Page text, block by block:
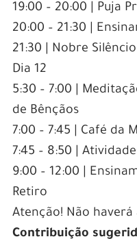
19:00 – 20:00 | Puja
20:00 – 21:30 |
21:30 | Nobre Silêncio
Dia 12
5:30 – 7:00 |
de Bênçãos
7:00 – 7:45 | Café da
7:45 – 8:50 |
9:00 – 12:00 |
Retiro
Atenção! Não
Contribuição